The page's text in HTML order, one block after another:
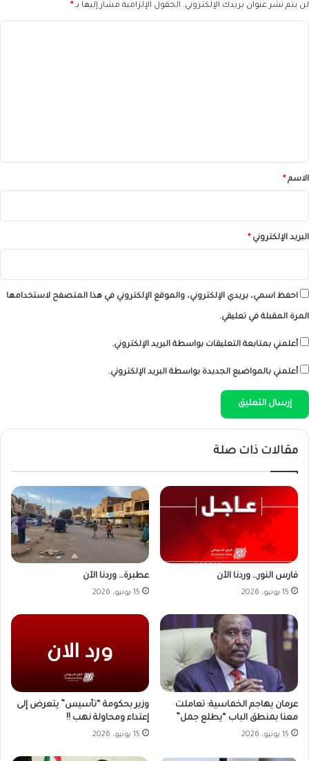
لن يتم نشر عنوان بريدك الإلكتروني. الحقول الإلزامية مشار إليها بـ*
*الاسم*
البريد الإلكتروني*
احفظ اسمي، بريدي الإلكتروني، والموقع الإلكتروني في هذا المتصفح لاستخدامها
المرة المقبلة في تعليقي.
أعلمني بمتابعة التعليقات بواسطة البريد الإلكتروني.
أعلمني بالمواضيع الجديدة بواسطة البريد الإلكتروني.
مقالات ذات صلة
فارس النور… وردنا الآن
15 يونيو، 2026
عطبرة… وردنا الآن
15 يونيو، 2026
عرمان يهاجم الخماسية: تعاملت
معنا بمنطق الباب “يطلع جمل”
15 يونيو، 2026
وزير بحكومة “تأسيس” يتعرض إلى
إعتداء ومحاولة نهب !!
15 يونيو، 2026